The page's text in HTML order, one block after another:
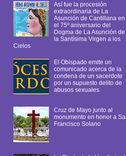
Así fue la procesión
extraordinaria de La
Asunción de Cantillana en
el 75º aniversario del
Dogma de La Asunción de
la Santísima Virgen a los
Cielos
El Obispado emite un
comunicado acerca de la
condena de un sacerdote
por un supuesto delito de
abusos sexuales
Cruz de Mayo junto al
monumento en honor a
Francisco Solano